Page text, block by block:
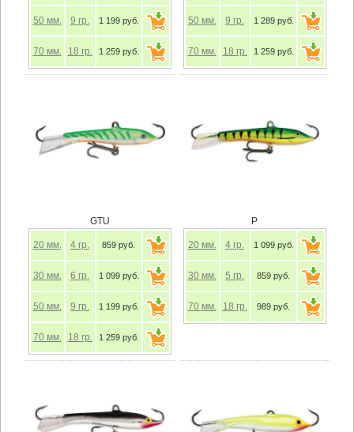
50 мм. 9 гр. 1 199 руб.
70 мм. 18 гр. 1 259 руб.
50 мм. 9 гр. 1 289 руб.
70 мм. 18 гр. 1 259 руб.
GTU
20 мм. 4 гр. 859 руб.
30 мм. 6 гр. 1 099 руб.
50 мм. 9 гр. 1 199 руб.
70 мм. 18 гр. 1 259 руб.
P
20 мм. 4 гр. 1 099 руб.
30 мм. 5 гр. 859 руб.
70 мм. 18 гр. 989 руб.